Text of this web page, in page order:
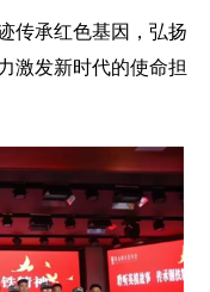
传承红色基因，弘扬
激发新时代的使命担